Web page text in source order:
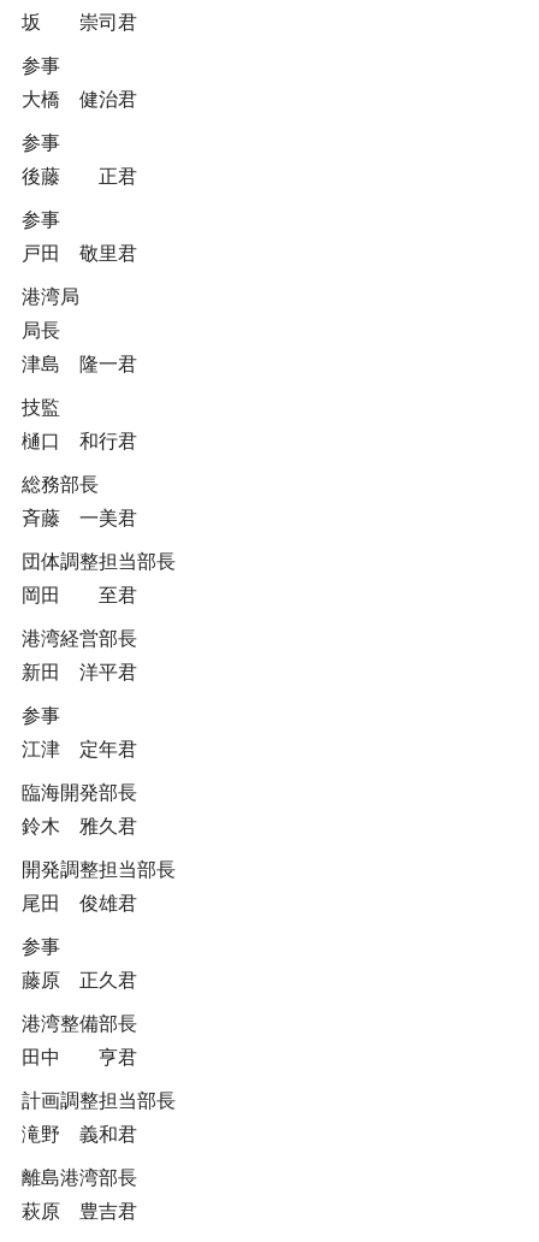
坂 崇司君
参事
大橋 健治君
参事
後藤 正君
参事
戸田 敬里君
港湾局
局長
津島 隆一君
技監
樋口 和行君
総務部長
斉藤 一美君
団体調整担当部長
岡田 至君
港湾経営部長
新田 洋平君
参事
江津 定年君
臨海開発部長
鈴木 雅久君
開発調整担当部長
尾田 俊雄君
参事
藤原 正久君
港湾整備部長
田中 亨君
計画調整担当部長
滝野 義和君
離島港湾部長
萩原 豊吉君